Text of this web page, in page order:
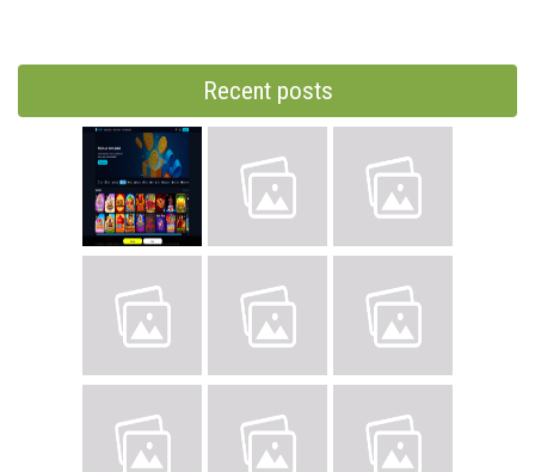
Recent posts